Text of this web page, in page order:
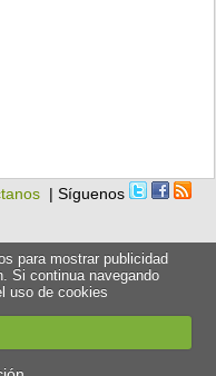
| Síguenos
para mostrar publicidad
Si continua navegando
uso de cookies